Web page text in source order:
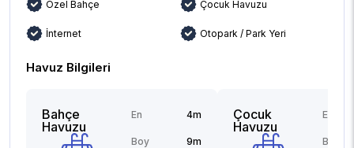
Özel Bahçe Çocuk Havuzu
İnternet Otopark / Park Yeri
Havuz Bilgileri
Bahçe
Havuzu
En 4m
Boy 9m
Çocuk
Havuzu
En
Boy